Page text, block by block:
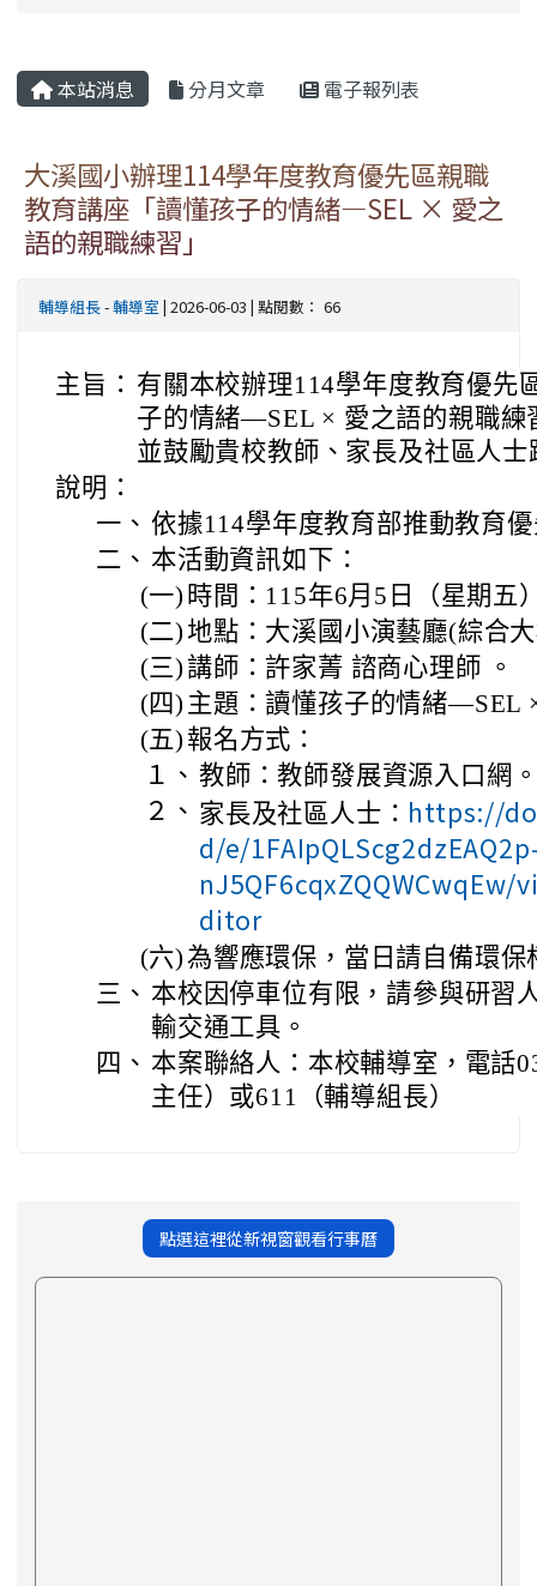
本站消息 分月文章 電子報列表
大溪國小辦理114學年度教育優先區親職
教育講座「讀懂孩子的情緒—SEL × 愛之
語的親職練習」
輔導組長-輔導室 | 2026-06-03 | 點閱數： 66
主旨： 有關本校辦理114學年度教育優先
子的情緒—SEL × 愛之語的親職練
並鼓勵貴校教師、家長及社區人士
說明：
一、 依據114學年度教育部推動教育
二、 本活動資訊如下：
(一) 時間：115年6月5日（星期五
(二)地點：大溪國小演藝廳(綜合
(三)講師：許家菁 諮商心理師 。
(四) 主題：讀懂孩子的情緒—SEL
(五) 報名方式：
１、 教師：教師發展資源入口網
２、 家長及社區人士： https://
d/e/
ditor
(六)為響應環保，當日請自備環
三、 本校因停車位有限，請參與研習
輸交通工具。
四、 本案聯絡人：本校輔導室，電話
主任）或611（輔導組長）
點選這裡從新視窗觀看行事曆